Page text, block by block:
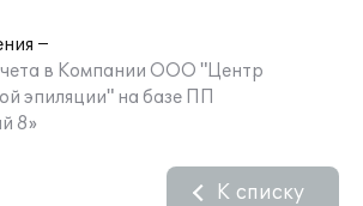
в Компании ООО "Центр
эпиляции" на базе ПП
8»
К списку